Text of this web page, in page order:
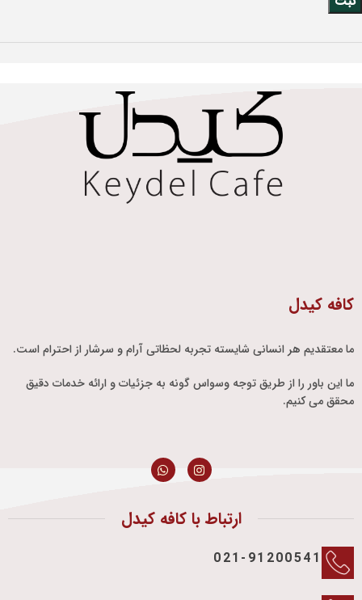
کافه کیدل
ما معتقدیم هر انسانی شایسته تجربه لحظاتی آرام و سرشار از احترام است.
ما این باور را از طریق توجه وسواس گونه به جزئیات و ارائه خدمات دقیق
محقق می کنیم.
ارتباط با کافه کیدل
021-91200541